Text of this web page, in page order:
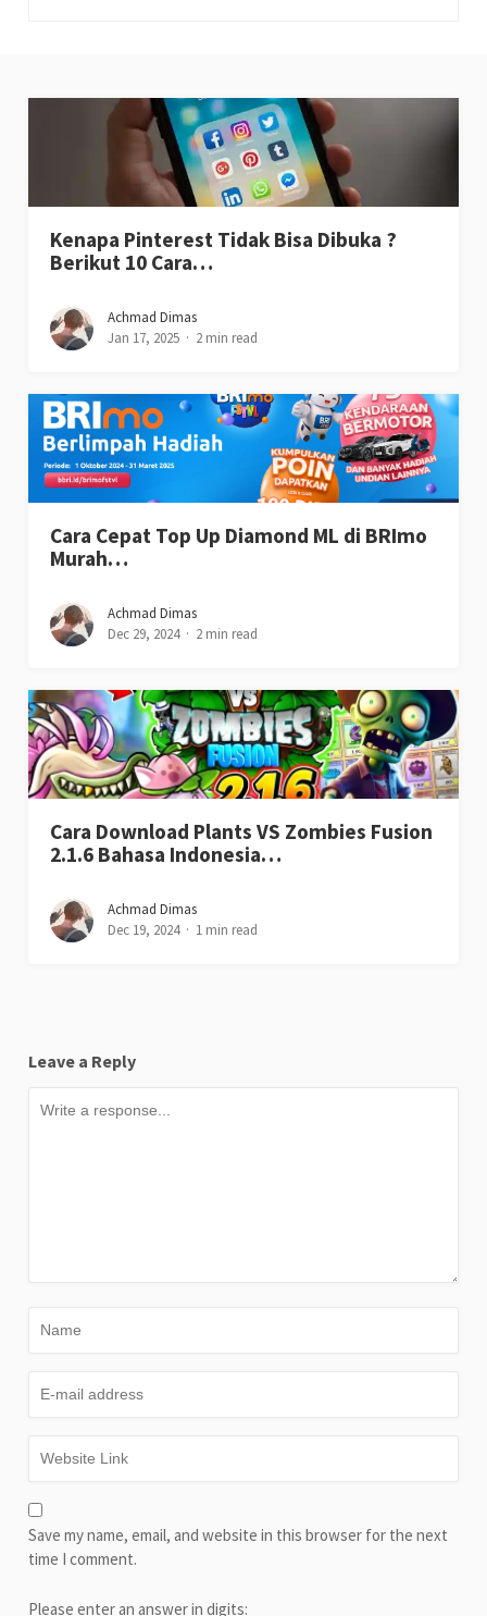
Kenapa Pinterest Tidak Bisa Dibuka ?
Berikut 10 Cara…
Achmad Dimas
Jan 17, 2025
2 min read
Cara Cepat Top Up Diamond ML di BRImo
Murah…
Achmad Dimas
Dec 29, 2024
2 min read
Cara Download Plants VS Zombies Fusion
2.1.6 Bahasa Indonesia…
Achmad Dimas
Dec 19, 2024
1 min read
Leave a Reply
Save my name, email, and website in this browser for the next
time I comment.
Please enter an answer in digits: